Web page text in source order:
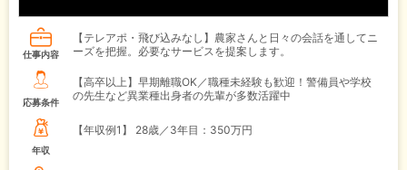
仕事内容
【テレアポ・飛び込みなし】農家さんと日々の会話を通してニ
ーズを把握。必要なサービスを提案します。
応募条件
【高卒以上】早期離職OK／職種未経験も歓迎！警備員や学校
の先生など異業種出身者の先輩が多数活躍中
年収
【年収例1】 28歳／3年目：350万円